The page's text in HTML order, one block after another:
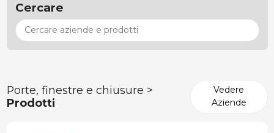
Cercare
Porte, finestre e chiusure >
Prodotti
Vedere
Aziende